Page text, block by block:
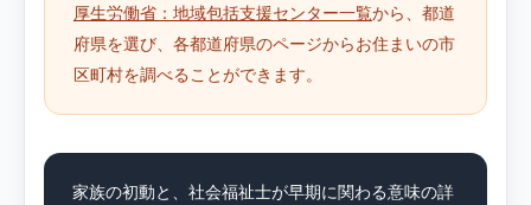
厚生労働省：地域包括支援センター一覧から、都道
府県を選び、各都道府県のページからお住まいの市
区町村を調べることができます。
家族の初動と、社会福祉士が早期に関わる意味の詳